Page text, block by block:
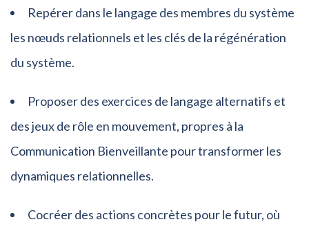
Repérer dans le langage des membres du système
les nœuds relationnels et les clés de la régénération
du système.
Proposer des exercices de langage alternatifs et
des jeux de rôle en mouvement, propres à la
Communication Bienveillante pour transformer les
dynamiques relationnelles.
Cocréer des actions concrètes pour le futur, où